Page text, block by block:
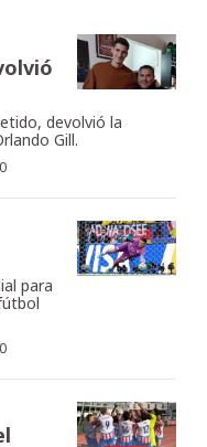
devolvió la
Gill.
para